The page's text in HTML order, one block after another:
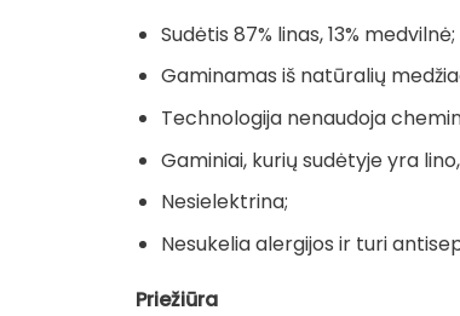
Sudėtis 87% linas, 13% medvilnė;
Gaminamas iš natūralių
Technologija nenaudoja
Gaminiai, kurių sudėtyje yra
Nesielektrina;
Nesukelia alergijos ir turi
Priežiūra